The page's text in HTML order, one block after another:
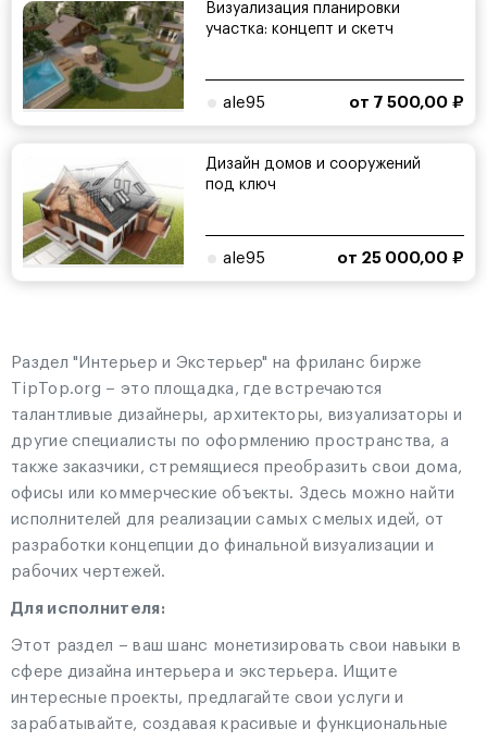
Визуализация планировки
участка: концепт и скетч
ale95 от 7 500,00 ₽
Дизайн домов и сооружений
под ключ
ale95 от 25 000,00 ₽
Раздел "Интерьер и Экстерьер" на фриланс бирже
TipTop.org – это площадка, где встречаются
талантливые дизайнеры, архитекторы, визуализаторы и
другие специалисты по оформлению пространства, а
также заказчики, стремящиеся преобразить свои дома,
офисы или коммерческие объекты. Здесь можно найти
исполнителей для реализации самых смелых идей, от
разработки концепции до финальной визуализации и
рабочих чертежей.
Для исполнителя:
Этот раздел – ваш шанс монетизировать свои навыки в
сфере дизайна интерьера и экстерьера. Ищите
интересные проекты, предлагайте свои услуги и
зарабатывайте, создавая красивые и функциональные